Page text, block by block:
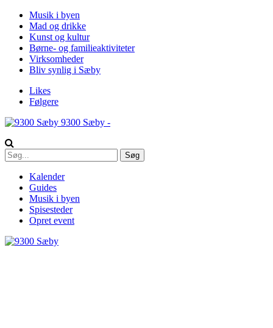
Musik i byen
Mad og drikke
Kunst og kultur
Børne- og familieaktiviteter
Virksomheder
Bliv synlig i Sæby
Likes
Følgere
9300 Sæby -
Kalender
Guides
Musik i byen
Spisesteder
Opret event